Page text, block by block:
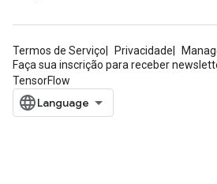
Termos de Serviço Privacidade
Faça sua inscrição para receber
TensorFlow